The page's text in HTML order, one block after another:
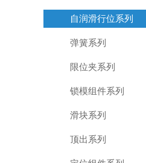
自润滑行位系列
弹簧系列
限位夹系列
锁模组件系列
滑块系列
顶出系列